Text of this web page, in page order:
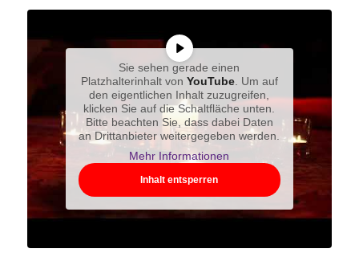
Sie sehen gerade einen
Platzhalterinhalt von YouTube. Um auf
den eigentlichen Inhalt zuzugreifen,
klicken Sie auf die Schaltfläche unten.
Bitte beachten Sie, dass dabei Daten
an Drittanbieter weitergegeben werden.
Mehr Informationen
Inhalt entsperren